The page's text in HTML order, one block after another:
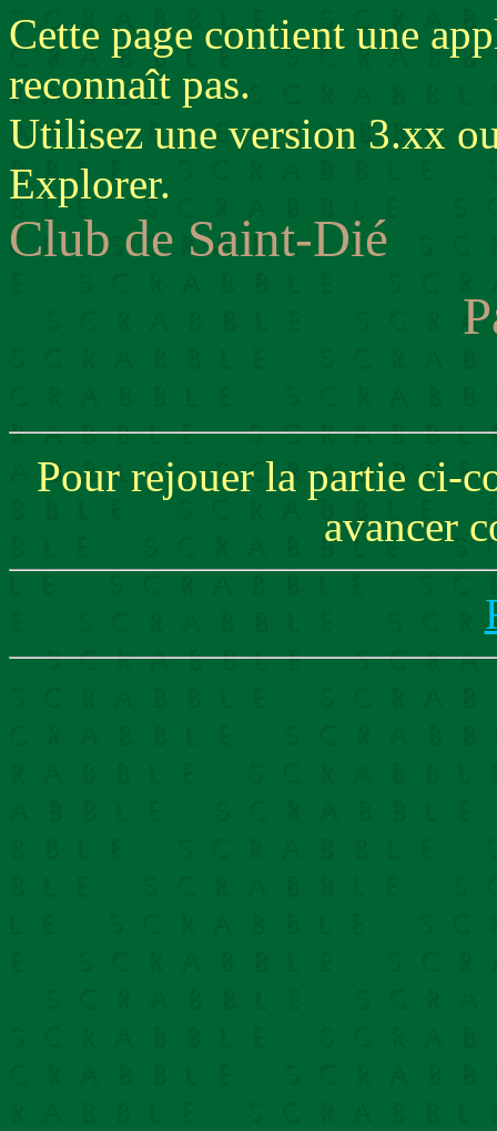
Cette page contient une
reconnaît pas.
Utilisez une version 3.xx
Explorer.
Club de Saint-Dié
Pour rejouer la partie ci-
avancer